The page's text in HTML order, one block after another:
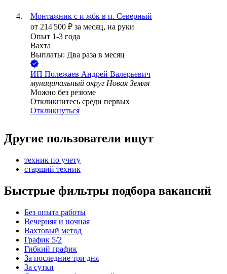
Монтажник с и жбк в п. Северный
от 214 500 ₽ за месяц, на руки
Опыт 1-3 года
Вахта
Выплаты: Два раза в месяц
ИП Полежаев Андрей Валерьевич
муниципальный округ Новая Земля
Можно без резюме
Откликнитесь среди первых
Откликнуться
Другие пользователи ищут
техник по учету
старший техник
Быстрые фильтры подбора вакансий
Без опыта работы
Вечерняя и ночная
Вахтовый метод
График 5/2
Гибкий график
За последние три дня
За сутки